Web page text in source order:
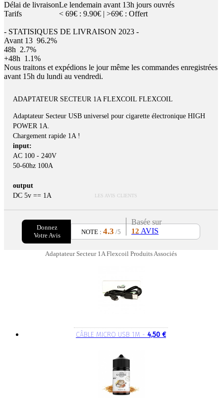
Délai de livraisonLe lendemain avant 13h jours ouvrés
Tarifs
< 69€ : 9.90€ | >69€ : Offert
- STATISIQUES DE LIVRAISON 2023 -
Avant 13 96.2%
48h 2.7%
+48h 1.1%
Nous traitons et expédions le jour même les commandes enregistrées
avant 15h du lundi au vendredi.
ADAPTATEUR SECTEUR 1A FLEXCOIL FLEXCOIL
Adaptateur Secteur USB universel pour cigarette électronique HIGH
POWER 1A.
Chargement rapide 1A !
input:
AC 100 - 240V
50-60hz 100A
output
DC 5v == 1A
LES AVIS CLIENTS
Donnez
Votre Avis
NOTE :4.3 /5
Basée sur
12 AVIS
Adaptateur Secteur 1A Flexcoil Produits Associés
CÂBLE MICRO USB 1M - 4,50 €